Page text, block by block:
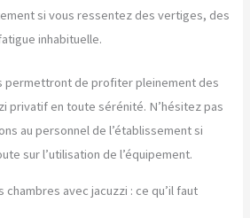
si vous ressentez des vertiges, des
inhabituelle.
permettront de profiter pleinement des
privatif en toute sérénité. N’hésitez pas
au personnel de l’établissement si
sur l’utilisation de l’équipement.
chambres avec jacuzzi : ce qu’il faut